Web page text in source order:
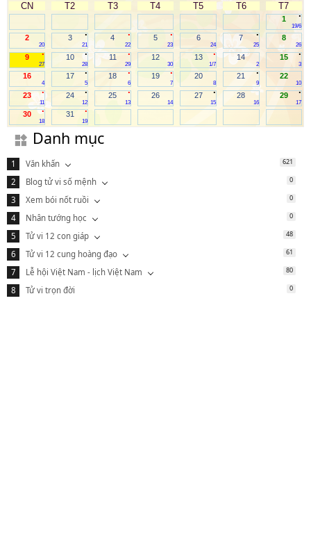
CN T2 T3 T4 T5 T6 T7
.
1
19/6
2
20
.
3
21
.
4
22
.
5
23
6
24
.
7
25
8
26
.
9
27
.
10
28
.
11
29
12
30
.
13
1/7
14
2
.
15
3
16
4
.
17
5
.
18
6
.
19
7
20
8
.
21
9
22
10
.
23
11
.
24
12
.
25
13
26
14
.
27
15
28
16
.
29
17
.
30
18
.
31
19
Danh mục
Văn khấn 621
Blog tử vi số mệnh 0
Xem bói nốt ruồi 0
Nhân tướng học 0
Tử vi 12 con giáp 48
Tử vi 12 cung hoàng đạo 61
Lễ hội Việt Nam - lịch Việt Nam 80
Tử vi trọn đời 0